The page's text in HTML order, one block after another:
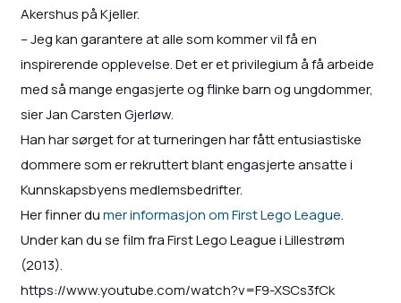
Akershus på Kjeller.
– Jeg kan garantere at alle som kommer vil få en
inspirerende opplevelse. Det er et privilegium å få arbeide
med så mange engasjerte og flinke barn og ungdommer,
sier Jan Carsten Gjerløw.
Han har sørget for at turneringen har fått entusiastiske
dommere som er rekruttert blant engasjerte ansatte i
Kunnskapsbyens medlemsbedrifter.
Her finner dumer informasjon om First Lego League.
Under kan du se film fra First Lego League i Lillestrøm
(2013).
https://www.youtube.com/watch?v=F9-XSCs3fCk